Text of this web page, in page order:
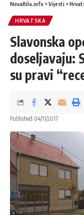
NovaBila.info >Vijesti >
HRVATSKA
Slavonska
doseljavaju:
su pravi
Published 04/11/2017